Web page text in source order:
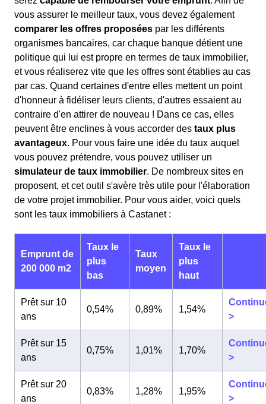
vous assurer le meilleur taux, vous devez également
comparer les offres proposées par les différents
organismes bancaires, car chaque banque détient une
politique qui lui est propre en termes de taux immobilier,
et vous réaliserez vite que les offres sont établies au cas
par cas. Quand certaines d'entre elles mettent un point
d'honneur à fidéliser leurs clients, d'autres essaient au
contraire d'en attirer de nouveau ! Dans ce cas, elles
peuvent être enclines à vous accorder des taux plus
avantageux. Pour vous faire une idée du taux auquel
vous pouvez prétendre, vous pouvez utiliser un
simulateur de taux immobilier. De nombreux sites en
proposent, et cet outil s'avère très utile pour l'élaboration
de votre projet immobilier. Pour vous aider, voici quels
sont les taux immobiliers à Castanet :
Emprunt de
200 000 m2
Taux le
plus
bas
Taux
moyen
Taux le
plus
haut
Prêt sur 10
ans
0,54% 0,89% 1,54%
>
Prêt sur 15
ans
0,75% 1,01% 1,70%
>
Prêt sur 20
ans
0,83% 1,28% 1,95%
>